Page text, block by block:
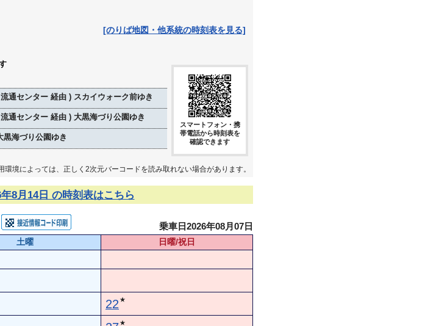
[のりば地図・他系統の時刻表を見る]
流通センター 経由 ) スカイウォーク前ゆき
流通センター 経由 ) 大黒海づり公園ゆき
黒海づり公園ゆき
スマートフォン・携
帯電話から時刻表を
確認できます
環境によっては、正しく2次元バーコードを読み取れない場合があります。
8月14日 の時刻表はこちら
乗車日2026年08月07日
土曜
日曜/祝日
22 ★
★